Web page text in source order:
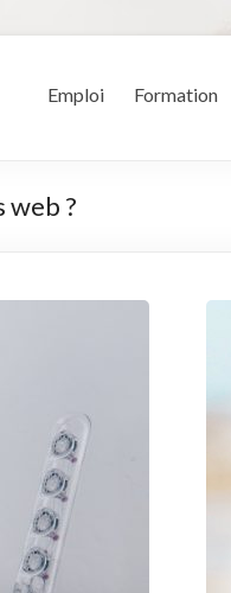
Emploi Formation
web ?